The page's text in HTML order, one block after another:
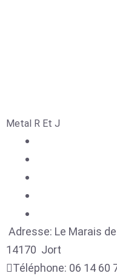
Metal R Et J
Adresse: Le Marais
14170 Jort
Téléphone: 06 14 60